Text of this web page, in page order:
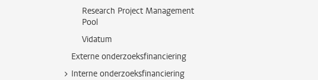
Research Project Management
Pool
Vidatum
Externe onderzoeksfinanciering
Interne onderzoeksfinanciering